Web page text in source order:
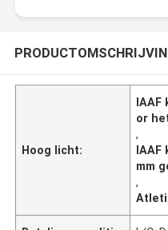
Hoog licht:
IAAF
or
,
IAAF
mm
,